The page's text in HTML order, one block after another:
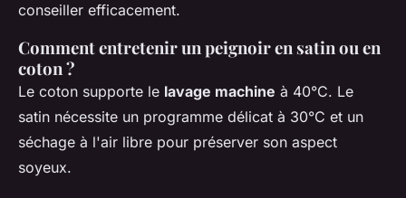
conseiller efficacement.
Comment entretenir un peignoir en satin ou en
coton ?
Le coton supporte le lavage machine à 40°C. Le
satin nécessite un programme délicat à 30°C et un
séchage à l'air libre pour préserver son aspect
soyeux.